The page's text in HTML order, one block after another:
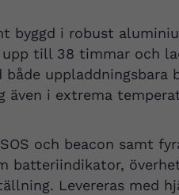
byggd i robust
till 38 timmar och
uppladdningsbara
även i extrema
och beacon samt
batteriindikator,
Levereras med